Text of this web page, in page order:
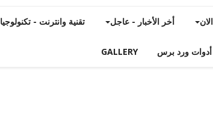
أخر الأخبار - عاجل تقنية وانترنت - تكنولوجيا
أدوات ورد برس GALLERY